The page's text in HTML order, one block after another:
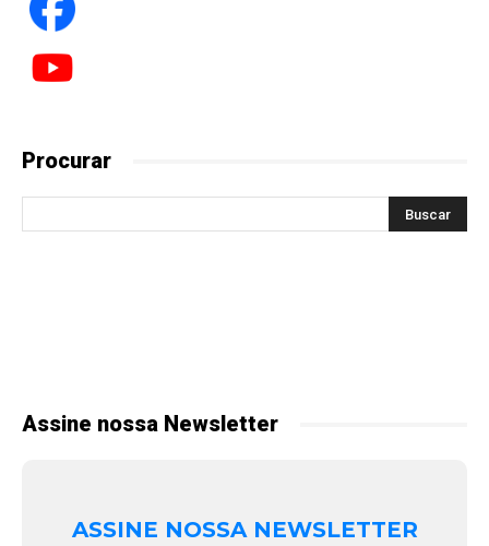
Procurar
Assine nossa Newsletter
ASSINE NOSSA NEWSLETTER